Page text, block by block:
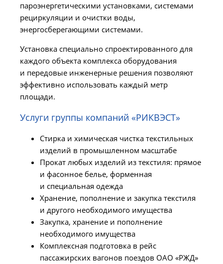
пароэнергетическими установками, системами
рециркуляции и очистки воды,
энергосберегающими системами.
Установка специально спроектированного для
каждого объекта комплекса оборудования
и передовые инженерные решения позволяют
эффективно использовать каждый метр
площади.
Услуги группы компаний «РИКВЭСТ»
Стирка и химическая чистка текстильных
изделий в промышленном масштабе
Прокат любых изделий из текстиля: прямое
и фасонное белье, форменная
и специальная одежда
Хранение, пополнение и закупка текстиля
и другого необходимого имущества
Закупка, хранение и пополнение
необходимого имущества
Комплексная подготовка в рейс
пассажирских вагонов поездов ОАО «РЖД»